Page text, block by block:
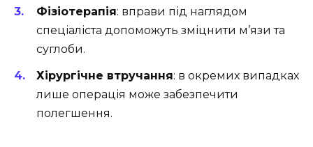
Фізіотерапія: вправи під наглядом
спеціаліста допоможуть зміцнити м’язи та
суглоби.
Хірургічне втручання: в окремих випадках
лише операція може забезпечити
полегшення.